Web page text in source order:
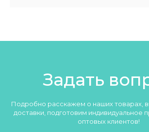
Задать
Подробно расскажем о наших товарах,
доставки, подготовим индивидуальное
оптовых клиентов!